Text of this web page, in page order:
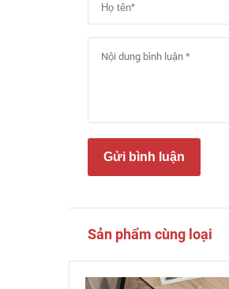
Gửi bình luận
Sản phẩm cùng loại